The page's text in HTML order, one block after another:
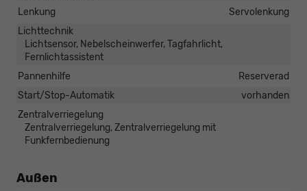
Lenkung
Servolenkung
Lichttechnik
Lichtsensor, Nebelscheinwerfer, Tagfahrlicht,
Fernlichtassistent
Pannenhilfe
Reserverad
Start/Stop-Automatik
vorhanden
Zentralverriegelung
Zentralverriegelung, Zentralverriegelung mit
Funkfernbedienung
Außen